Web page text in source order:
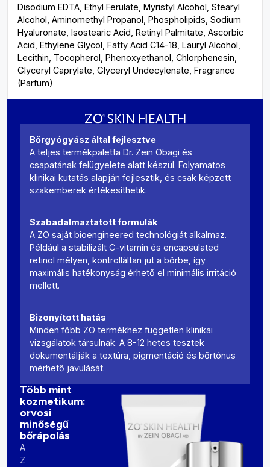
Disodium EDTA, Ethyl Ferulate, Myristyl Alcohol, Stearyl
Alcohol, Aminomethyl Propanol, Phospholipids, Sodium
Hyaluronate, Isostearic Acid, Retinyl Palmitate, Ascorbic
Acid, Ethylene Glycol, Fatty Acid C14-18, Lauryl Alcohol,
Lecithin, Tocopherol, Phenoxyethanol, Chlorphenesin,
Glyceryl Caprylate, Glyceryl Undecylenate, Fragrance
(Parfum)
Bőrgyógyász által fejlesztve
A teljes termékpaletta Dr. Zein Obagi és
csapatának felügyelete alatt készül. Folyamatos
klinikai kutatás alapján fejlesztik, és csak képzett
szakemberek értékesíthetik.
Szabadalmaztatott formulák
A ZO saját bioengineered technológiát alkalmaz.
Például a stabilizált C-vitamin és encapsulated
retinol mélyen, kontrolláltan jut a bőrbe, így
maximális hatékonyság érhető el minimális irritáció
mellett.
Bizonyított hatás
Minden főbb ZO termékhez független klinikai
vizsgálatok társulnak. A 8-12 hetes tesztek
dokumentálják a textúra, pigmentáció és bőrtónus
mérhető javulását.
Több mint
kozmetikum:
orvosi
minőségű
bőrápolás
A
Z